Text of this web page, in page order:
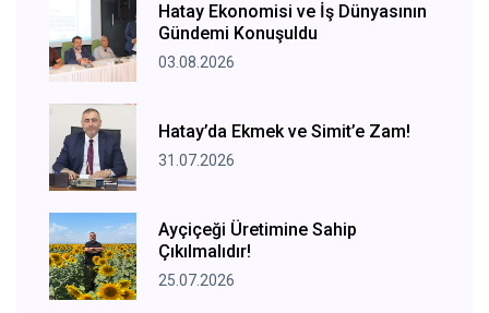
Hatay Ekonomisi ve İş Dünyasının
Gündemi Konuşuldu
03.08.2026
Hatay’da Ekmek ve Simit’e Zam!
31.07.2026
Ayçiçeği Üretimine Sahip
Çıkılmalıdır!
25.07.2026